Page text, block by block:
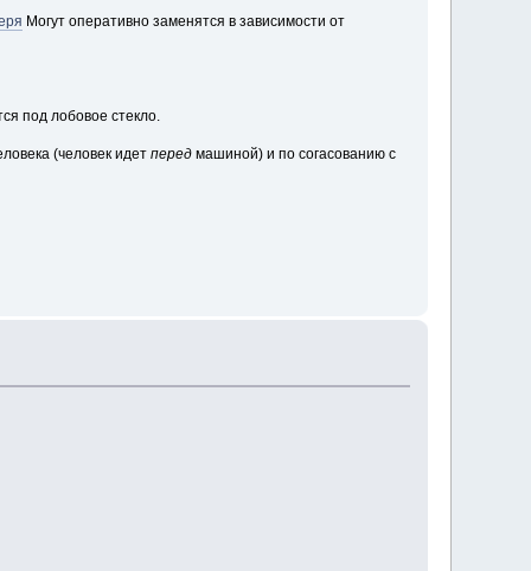
Могут оперативно заменятся в зависимости от
под лобовое стекло.
(человек идетперед машиной) и по согасованию с